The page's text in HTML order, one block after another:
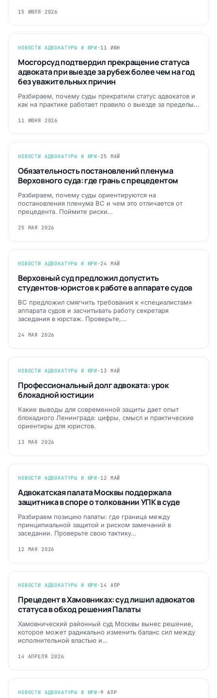
15 ИЮЛЯ 2026
НОВОСТИ АДВОКАТУРЫ И ЮРИ · 11 ИЮН
Мосгорсуд подтвердил прекращение статуса
адвоката при выезде за рубеж более чем на год
без уважительных причин
Разбираем, почему суды прекратили статус адвокатов и
как на практике работает правило о выезде за пределы…
11 ИЮНЯ 2026
НОВОСТИ АДВОКАТУРЫ И ЮРИ · 25 МАЙ
Обязательность постановлений пленума
Верховного суда: где грань с прецедентом
Разбираем, почему суды ориентируются на
постановления пленума ВС и чем это отличается от
прецедента. Поймите риски…
25 МАЯ 2026
НОВОСТИ АДВОКАТУРЫ И ЮРИ · 24 МАЙ
Верховный суд предложил допустить
студентов-юристов к работе в аппарате судов
ВС предложил смягчить требования к «специалистам»
аппарата судов и засчитывать работу секретаря
заседания в юрстаж. Проверьте,…
24 МАЯ 2026
НОВОСТИ АДВОКАТУРЫ И ЮРИ · 13 МАЙ
Профессиональный долг адвоката: урок
блокадной юстиции
Какие выводы для современной защиты дает опыт
блокадного Ленинграда: цифры, смысл и практические
ориентиры для юристов.
13 МАЯ 2026
НОВОСТИ АДВОКАТУРЫ И ЮРИ · 12 МАЙ
Адвокатская палата Москвы поддержала
защитника в споре о толковании УПК в суде
Разбираем позицию палаты: где граница между
принципиальной защитой и риском замечаний в
заседании. Проверьте свою тактику…
12 МАЯ 2026
НОВОСТИ АДВОКАТУРЫ И ЮРИ · 14 АПР
Прецедент в Хамовниках: суд лишил адвокатов
статуса в обход решения Палаты
Хамовнический районный суд Москвы вынес решение,
которое может радикально изменить баланс сил между
исполнительной властью и…
14 АПРЕЛЯ 2026
НОВОСТИ АДВОКАТУРЫ И ЮРИ ·9 АПР